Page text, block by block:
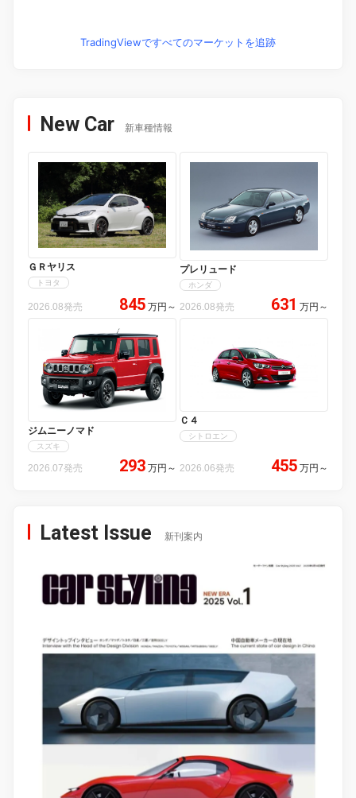
TradingViewですべてのマーケットを追跡
New Car 新車種情報
ＧＲヤリス
トヨタ
2026.08発売 845 万円 ～
プレリュード
ホンダ
2026.08発売 631 万円 ～
ジムニーノマド
スズキ
2026.07発売 293 万円 ～
Ｃ４
シトロエン
2026.06発売 455 万円 ～
Latest Issue 新刊案内